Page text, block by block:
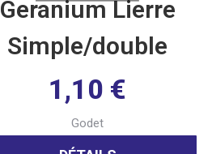
Geranium Lierre
Simple/double
1,10 €
Godet